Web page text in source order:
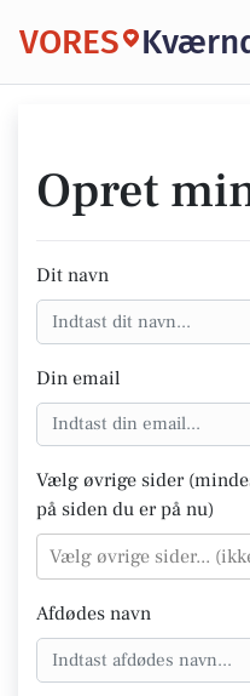
VORES
Opret
Dit navn
Din email
Vælg øvrige sider
på siden du er på nu)
Vælg øvrige sider...
Afdødes navn